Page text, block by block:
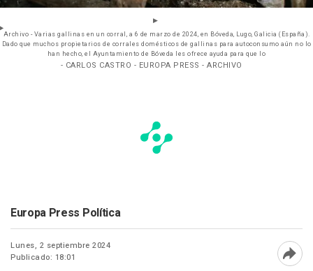
Archivo - Varias gallinas en un corral, a 6 de marzo de 2024, en Bóveda, Lugo, Galicia (España).
Dado que muchos propietarios de corrales domésticos de gallinas para autoconsumo aún no lo
han hecho, el Ayuntamiento de Bóveda les ofrece ayuda para que lo
- CARLOS CASTRO - EUROPA PRESS - ARCHIVO
Europa Press Política
Lunes, 2 septiembre 2024
Publicado: 18:01